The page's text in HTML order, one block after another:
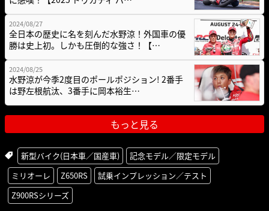
2024/08/27
全日本の歴史に名を刻んだ水野涼！外国車の優
勝は史上初。しかも圧倒的な強さ！【…
2024/08/25
水野涼が今季2度目のポールポジション! 2番手
は野左根航汰、3番手に岡本裕生…
もっと見る
新型バイク(日本車／国産車)
記念モデル／限定モデル
ミリオーレ
Z650RS
試乗インプレッション／テスト
Z900RSシリーズ